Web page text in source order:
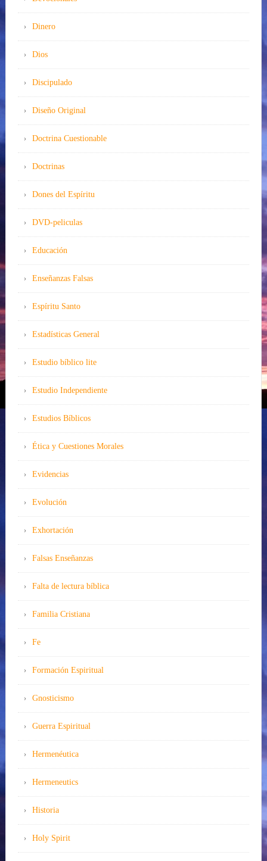
Dinero
Dios
Discipulado
Diseño Original
Doctrina Cuestionable
Doctrinas
Dones del Espíritu
DVD-peliculas
Educación
Enseñanzas Falsas
Espíritu Santo
Estadísticas General
Estudio bíblico lite
Estudio Independiente
Estudios Bíblicos
Ética y Cuestiones Morales
Evidencias
Evolución
Exhortación
Falsas Enseñanzas
Falta de lectura bíblica
Familia Cristiana
Fe
Formación Espiritual
Gnosticismo
Guerra Espiritual
Hermenéutica
Hermeneutics
Historia
Holy Spirit